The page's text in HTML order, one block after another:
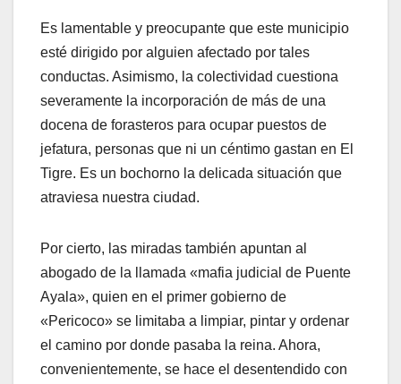
​Es lamentable y preocupante que este municipio
esté dirigido por alguien afectado por tales
conductas. Asimismo, la colectividad cuestiona
severamente la incorporación de más de una
docena de forasteros para ocupar puestos de
jefatura, personas que ni un céntimo gastan en El
Tigre. Es un bochorno la delicada situación que
atraviesa nuestra ciudad.
​Por cierto, las miradas también apuntan al
abogado de la llamada «mafia judicial de Puente
Ayala», quien en el primer gobierno de
«Pericoco» se limitaba a limpiar, pintar y ordenar
el camino por donde pasaba la reina. Ahora,
convenientemente, se hace el desentendido con